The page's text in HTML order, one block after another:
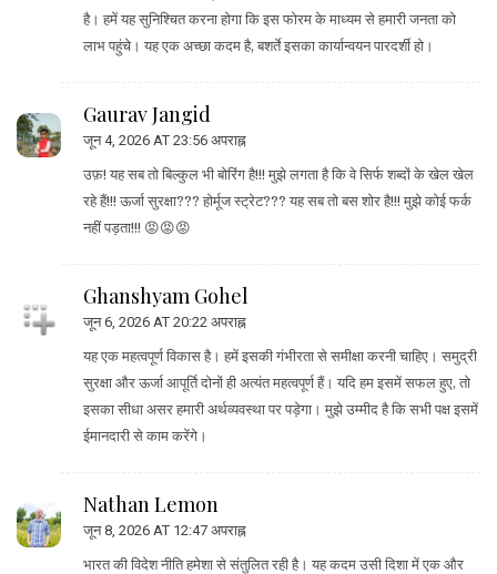
है। हमें यह सुनिश्चित करना होगा कि इस फोरम के माध्यम से हमारी जनता को
लाभ पहुंचे। यह एक अच्छा कदम है, बशर्ते इसका कार्यान्वयन पारदर्शी हो।
Gaurav Jangid
जून 4, 2026 AT 23:56 अपराह्न
उफ़! यह सब तो बिल्कुल भी बोरिंग है!!! मुझे लगता है कि वे सिर्फ शब्दों के खेल खेल
रहे हैं!!! ऊर्जा सुरक्षा??? होर्मूज स्ट्रेट??? यह सब तो बस शोर है!!! मुझे कोई फर्क
नहीं पड़ता!!! 😡😡😡
Ghanshyam Gohel
जून 6, 2026 AT 20:22 अपराह्न
यह एक महत्वपूर्ण विकास है। हमें इसकी गंभीरता से समीक्षा करनी चाहिए। समुद्री
सुरक्षा और ऊर्जा आपूर्ति दोनों ही अत्यंत महत्वपूर्ण हैं। यदि हम इसमें सफल हुए, तो
इसका सीधा असर हमारी अर्थव्यवस्था पर पड़ेगा। मुझे उम्मीद है कि सभी पक्ष इसमें
ईमानदारी से काम करेंगे।
Nathan Lemon
जून 8, 2026 AT 12:47 अपराह्न
भारत की विदेश नीति हमेशा से संतुलित रही है। यह कदम उसी दिशा में एक और